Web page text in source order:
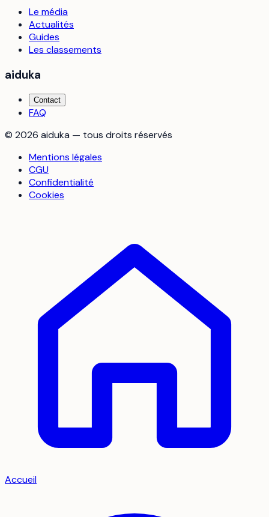
Le média
Actualités
Guides
Les classements
aiduka
Contact
FAQ
© 2026 aiduka — tous droits réservés
Mentions légales
CGU
Confidentialité
Cookies
Accueil